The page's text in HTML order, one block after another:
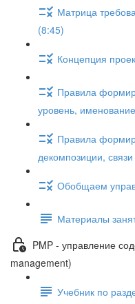
Матрица
(8:45)
Концепция
Правила
уровень,
Правила
декомпозиции,
Обобщаем
Материалы
PMP - управление
management)
Учебник по